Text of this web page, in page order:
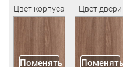
Цвет корпуса
Поменять
Цвет двери
Поменять